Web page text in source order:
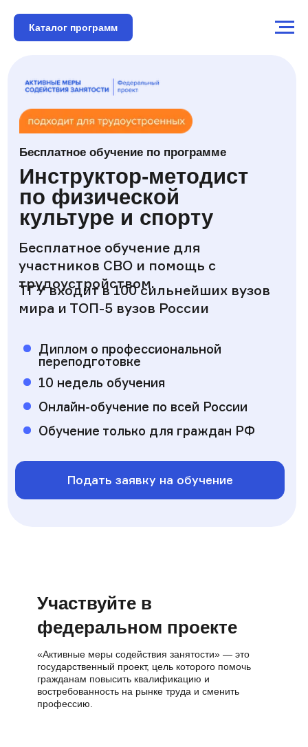
Каталог программ
10 недель обучения
Диплом о профессиональной
Обучение только для граждан РФ
Онлайн-обучение по всей России
Бесплатное обучение по программе
ТГУ входит в 100 сильнейших вузов
мира и ТОП-5 вузов России
Инструктор-методист
культуре и спорту
Бесплатное обучение для
участников СВО и помощь с
трудоустройством.
Подать заявку на обучение
Участвуйте в
фе деральном проекте
«Активные меры содействия занятости» — это
государственный проект, цель которого помочь
гражданам повысить квалификацию и
востребованность на рынке труда и сменить
профессию.